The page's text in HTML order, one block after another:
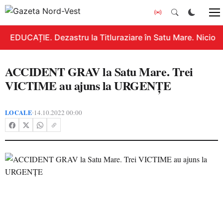
EDUCAȚIE. Dezastru la Titluraziare în Satu Mare. Nicio
ACCIDENT GRAV la Satu Mare. Trei
VICTIME au ajuns la URGENȚE
LOCALE•14.10.2022 00:00